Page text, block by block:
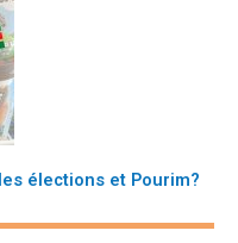
élections et Pourim?